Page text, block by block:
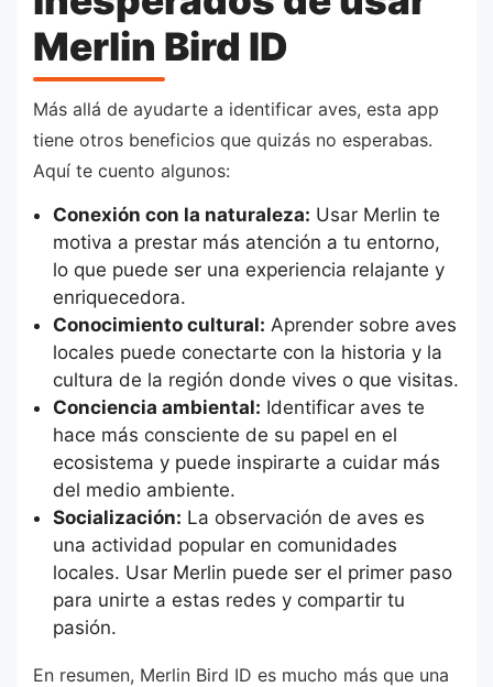
Merlin Bird ID
Más allá de ayudarte a identificar aves, esta app
tiene otros beneficios que quizás no esperabas.
Aquí te cuento algunos:
Conexión con la naturaleza: Usar Merlin te
motiva a prestar más atención a tu entorno,
lo que puede ser una experiencia relajante y
enriquecedora.
Conocimiento cultural: Aprender sobre aves
locales puede conectarte con la historia y la
cultura de la región donde vives o que visitas.
Conciencia ambiental: Identificar aves te
hace más consciente de su papel en el
ecosistema y puede inspirarte a cuidar más
del medio ambiente.
Socialización: La observación de aves es
una actividad popular en comunidades
locales. Usar Merlin puede ser el primer paso
para unirte a estas redes y compartir tu
pasión.
En resumen, Merlin Bird ID es mucho más que una